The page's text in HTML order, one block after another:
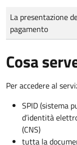
Tipo di pagamento
Importo
La presentazione
pagamento
Cosa
Per accedere al
SPID (sistema
d’identità
(CNS)
tutta la